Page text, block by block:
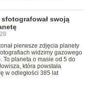
swoją
pierwsze zdjęcia planety
widzimy gazowego
To planeta o masie od 5 do
która powstała
w odległości 385 lat